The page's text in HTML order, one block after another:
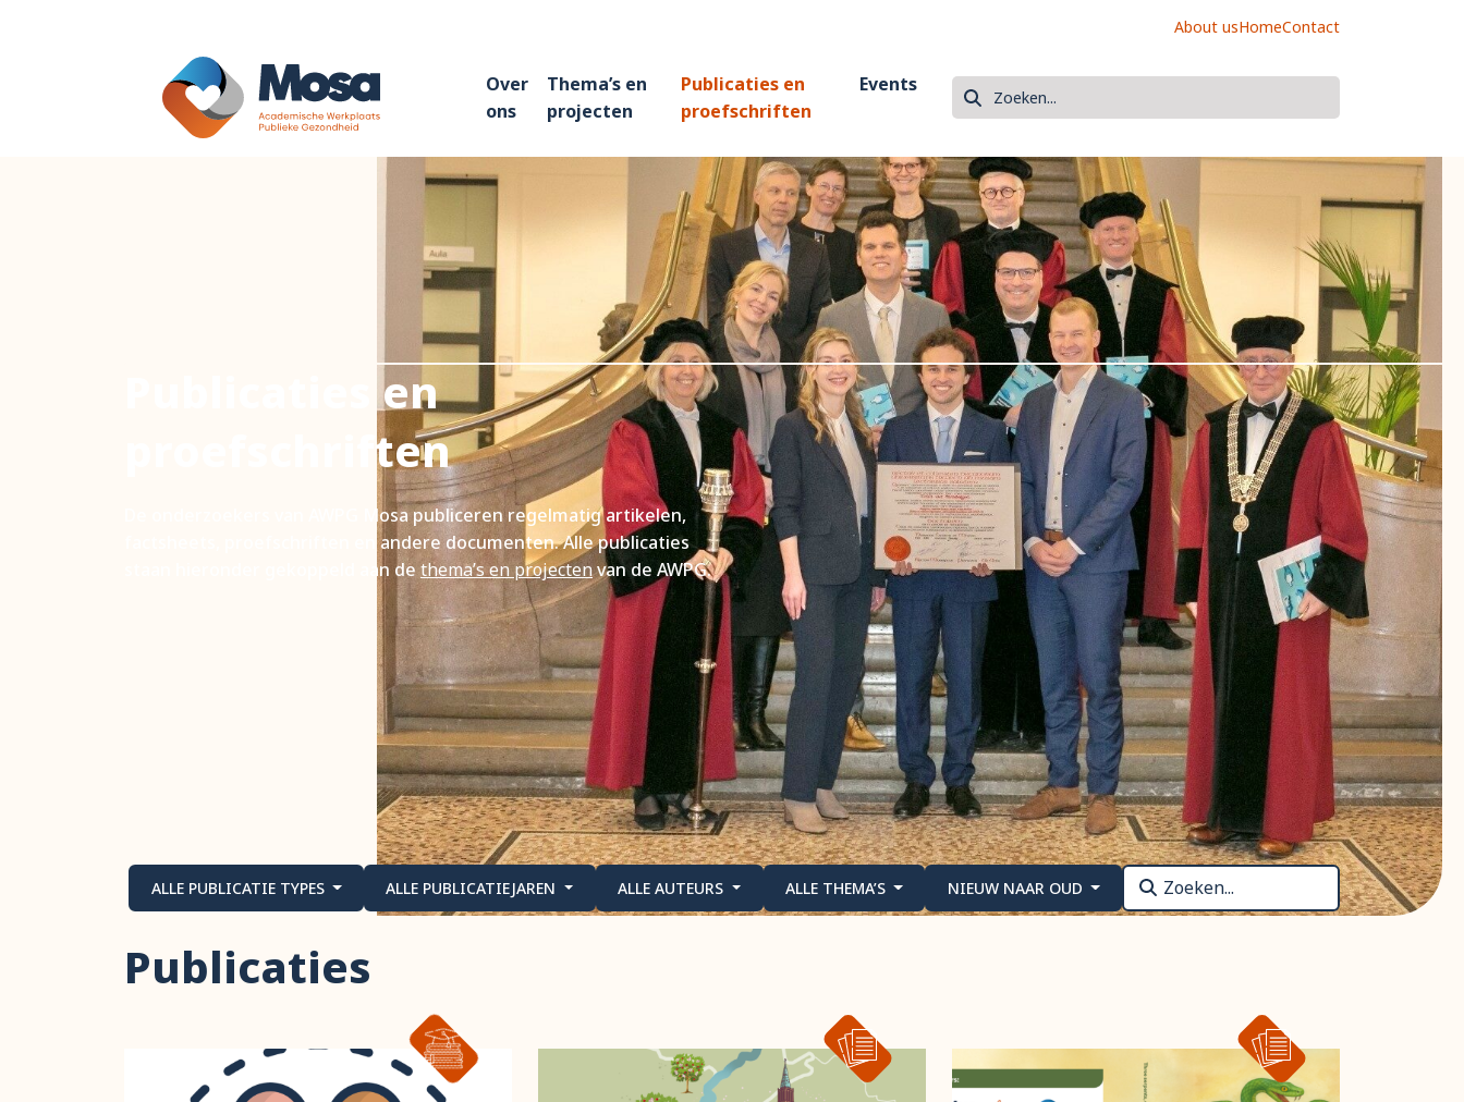
About usHomeContact
Over
ons
Thema’s en
projecten
Publicaties en
proefschriften
Events
Zoeken
Zoek
Publicaties en
proefschriften
De onderzoekers van AWPG Mosa publiceren regelmatig artikelen,
factsheets, proefschriften en andere documenten. Alle publicaties
staan hieronder gekoppeld aan de thema’s en projectenvan de AWPG.
ALLE PUBLICATIE TYPES ALLE PUBLICATIEJAREN ALLE AUTEURS ALLE THEMA’S NIEUW NAAR OUD Zoeken
Publicaties